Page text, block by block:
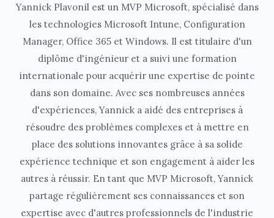
Yannick Plavonil est un MVP Microsoft, spécialisé dans
les technologies Microsoft Intune, Configuration
Manager, Office 365 et Windows. Il est titulaire d'un
diplôme d'ingénieur et a suivi une formation
internationale pour acquérir une expertise de pointe
dans son domaine. Avec ses nombreuses années
d'expériences, Yannick a aidé des entreprises à
résoudre des problèmes complexes et à mettre en
place des solutions innovantes grâce à sa solide
expérience technique et son engagement à aider les
autres à réussir. En tant que MVP Microsoft, Yannick
partage régulièrement ses connaissances et son
expertise avec d'autres professionnels de l'industrie